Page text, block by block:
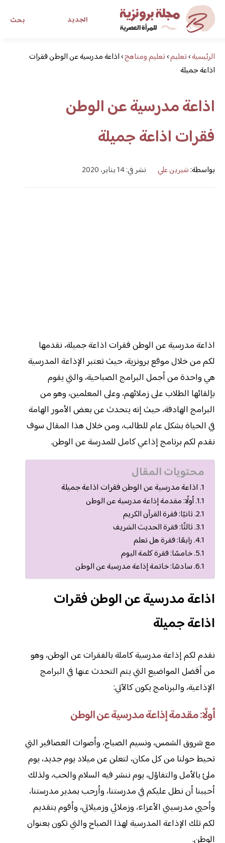
بحث الجديد
مجلة برونزية للفتاة العصريةالرئيسية›تعليم›تعليم ومناهج›اذاعة مدرسية عن الوطن فقرات
اذاعة جميلة
اذاعة مدرسية عن الوطن
فقرات اذاعة جميلة
بواسطة:شيرين علي نشر في: 14 يناير، 2020
اذاعة مدرسية عن الوطن فقرات اذاعة جميلة، نقدمها
لكم من خلال موقع برونزية، حيث تعتبر الإذاعة المدرسية
هي واحدة من أجمل البرامج الصباحية، والتي يقوم
بإلقائها الطلاب على زملائهم، وعلى المعلمين، وهو من
البرامج الهادفة، حيث إنه يتحدث عن بعض الأمور الهامة
في الحياة بشكل عام للطالب، ومن خلال هذا المقال سوف
نقدم لكم برنامج إذاعي كامل للمدرسة عن الوطن.
محتويات المقال
اذاعة مدرسية عن الوطن فقرات اذاعة جميلة
أولًا: مقدمة إذاعة مدرسية عن الوطن
ثانيًا: فقرة القرآن الكريم
ثالثًا: فقرة الحديث الشريف
رابعًا: فقرة هل تعلم
خامسًا: فقرة كلمة اليوم
سادسًا: خاتمة إذاعة مدرسية عن الوطن
اذاعة مدرسية عن الوطن فقرات
اذاعة جميلة
نقدم لكم إذاعة مدرسية كاملة بالفقرات عن الوطن، وهو
من أفضل المواضيع التي يتم التحدث عنها في البرامج
الإذاعية، والبرنامج يكون كالآتي:
أولًا: مقدمة إذاعة مدرسية عن الوطن
مع شروق الشمس، ونسيم الصباح، وأصوات العصافير التي
تحيط حولنا من كل مكان، لتعلن عن ميلاد يوم جديد، يوم
ملئ بالأمل والتفاؤل، يوم ننشر فيه السلام والحب، ولذلك
أحببنا أن نطل عليكم في مدرستنا، وأرحب بمدير مدرستنا،
وأحيي مدرسيني الأعزاء، وزملائي وزميلاتي، وأقوم بتقديم
لكم تلك الإذاعة المدرسية لهذا الصباح والتي تكون بعنوان
الوطن.